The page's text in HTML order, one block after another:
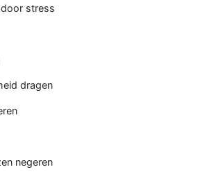
stress
dragen
negeren